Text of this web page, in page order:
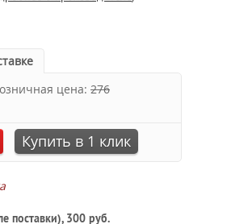
цена: 276
Купить в 1 клик
поставки), 300 руб.